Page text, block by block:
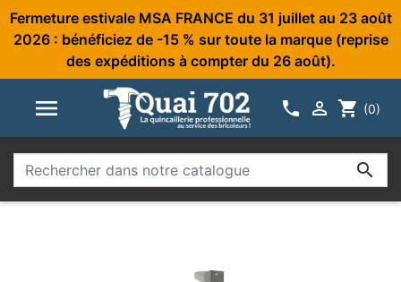
Fermeture estivale MSA FRANCE du 31 juillet au 23 août
2026 : bénéficiez de -15 % sur toute la marque (reprise
des expéditions à compter du 26 août).
   shopping_cart (0)
